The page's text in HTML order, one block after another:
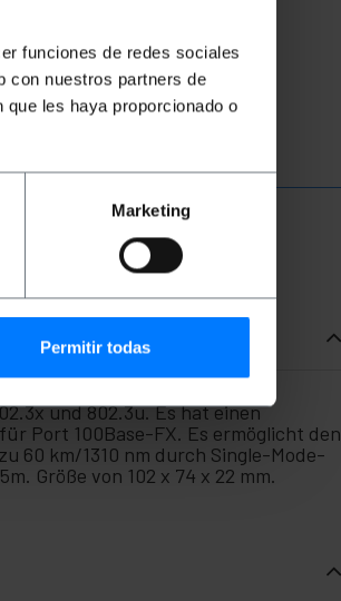
funciones de redes sociales
con nuestros partners de
les haya proporcionado o
Marketing
Permitir todas
und 802.3u. Es hat einen
Port 100Base-FX. Es ermöglicht den
60 km/1310 nm durch Single-Mode-
Größe von 102 x 74 x 22 mm.